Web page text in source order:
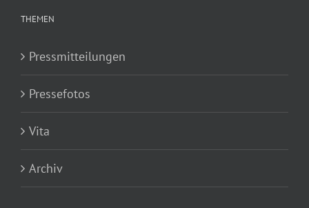
THEMEN
Pressmitteilungen
Pressefotos
Vita
Archiv